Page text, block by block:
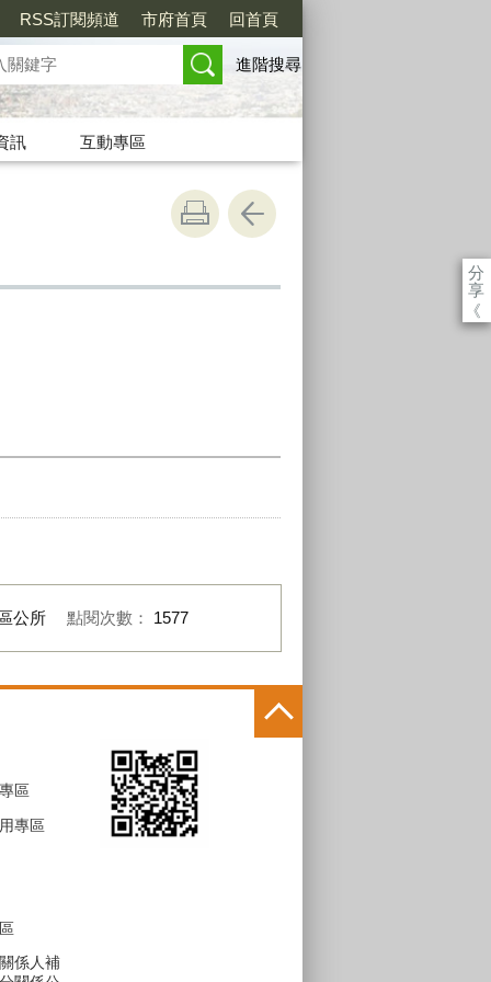
RSS訂閱頻道 市府首頁 回首頁
進階搜尋
訊 互動專區
分
享
《
公所 點閱次數： 1577
區
專區
係人補